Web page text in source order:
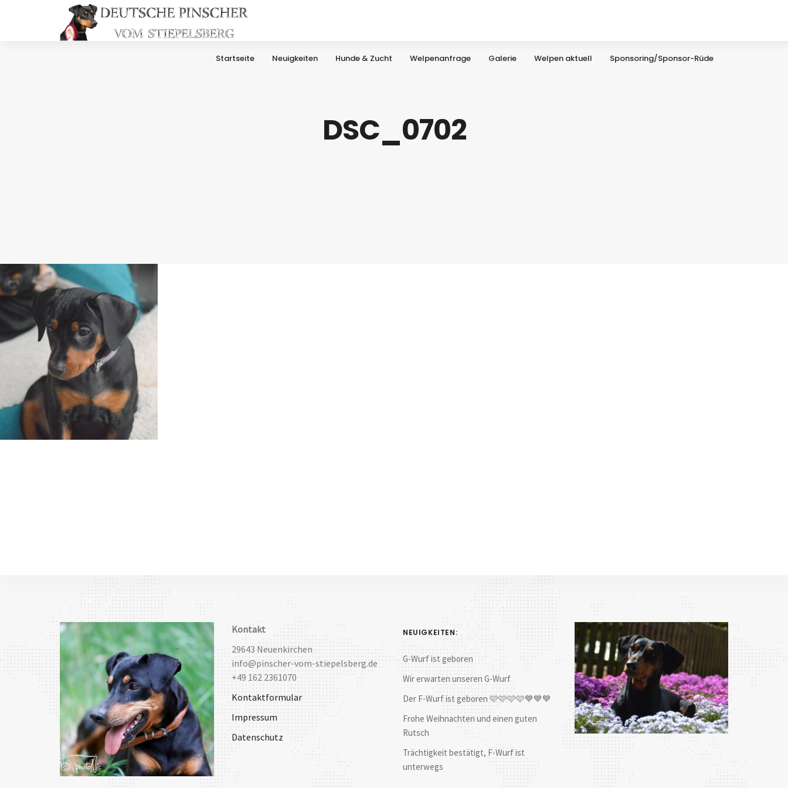
Startseite Neuigkeiten Hunde & Zucht Welpenanfrage Galerie Welpen aktuell Sponsoring/Sponsor-Rüde
DSC_0702
Kontakt
29643 Neuenkirchen
info@pinscher-vom-stiepelsberg.de
+49 162 2361070
Kontaktformular
Impressum
Datenschutz
NEUIGKEITEN:
G-Wurf ist geboren
Wir erwarten unseren G-Wurf
Der F-Wurf ist geboren 🩷🩷🩷🩷💙💙💙
Frohe Weihnachten und einen guten
Rutsch
Trächtigkeit bestätigt, F-Wurf ist
unterwegs